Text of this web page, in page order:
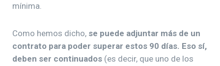
mínima.
Como hemos dicho, se puede adjuntar más de un
contrato para poder superar estos 90 días. Eso sí,
deben ser continuados (es decir, que uno de los